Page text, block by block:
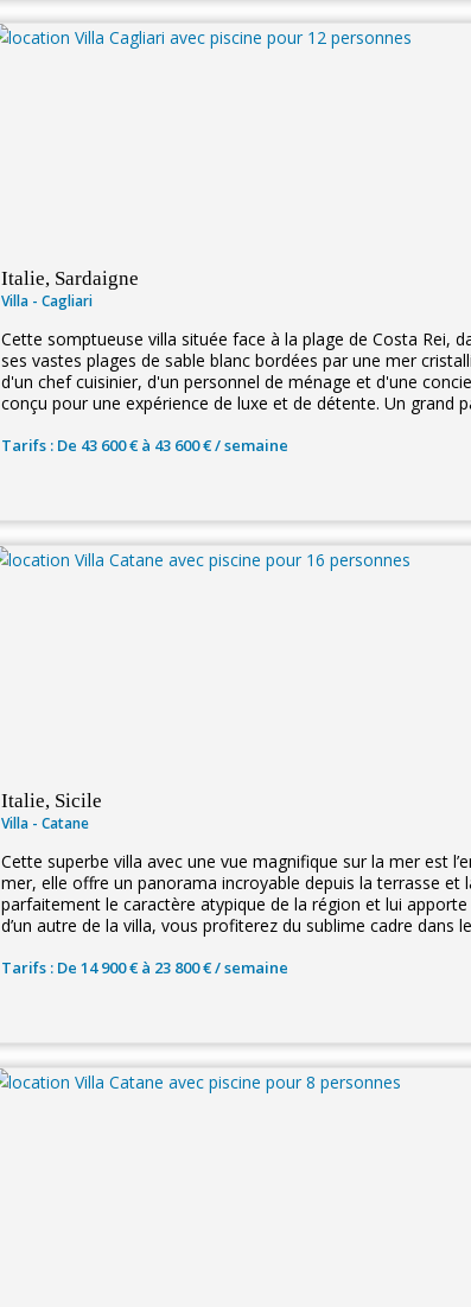
Italie, Sardaigne
Villa - Cagliari
Cette somptueuse villa située face à la plage de Costa Rei,
ses vastes plages de sable blanc bordées par une mer
d'un chef cuisinier, d'un personnel de ménage et d'une
conçu pour une expérience de luxe et de détente. Un grand
Tarifs : De 43 600 € à 43 600 € / semaine
Italie, Sicile
Villa - Catane
Cette superbe villa avec une vue magnifique sur la mer est
mer, elle offre un panorama incroyable depuis la terrasse
parfaitement le caractère atypique de la région et lui
d’un autre de la villa, vous profiterez du sublime cadre dans
Tarifs : De 14 900 € à 23 800 € / semaine